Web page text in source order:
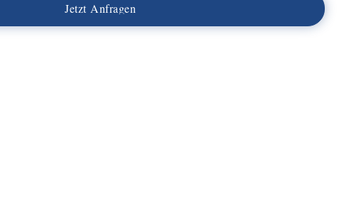
Jetzt Anfragen